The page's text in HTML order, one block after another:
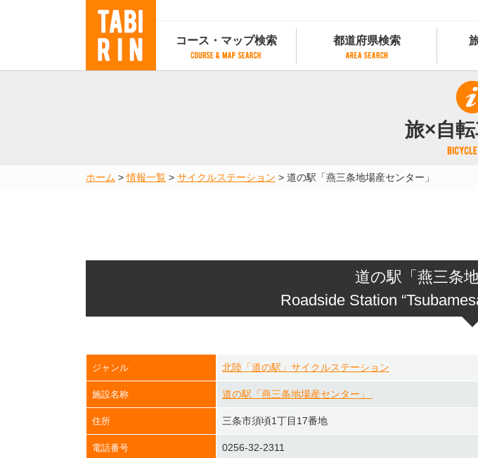
コース・マップ検索
地図から検索
都道府県検索
都道府県別サイクリング情報
都道府県アクセスランキング
記事一覧
カテゴ
旅×自
ホーム >情報一覧 > サイクルステーション > 道の駅「燕三条地場産センター」
道の駅「燕三条
Roadside Station
ジャンル 北陸「道の駅」サイクルステーション
施設名称 道の駅「燕三条地場産センター」
住所 三条市須頃1丁目17番地
電話番号 0256-32-2311